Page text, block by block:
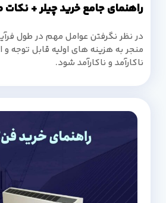
راهنمای جامع خرید چیلر + نکات
در نظر نگرفتن عوامل مهم در طول
منجر به هزینه های اولیه قابل توجه
ناکارآمد و ناکارآمد شود.